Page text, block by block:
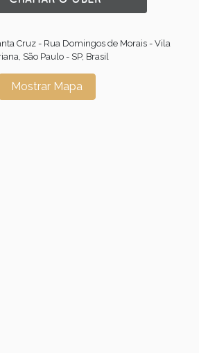
Cruz - Rua Domingos de Morais - Vila
São Paulo - SP, Brasil
Mostrar Mapa